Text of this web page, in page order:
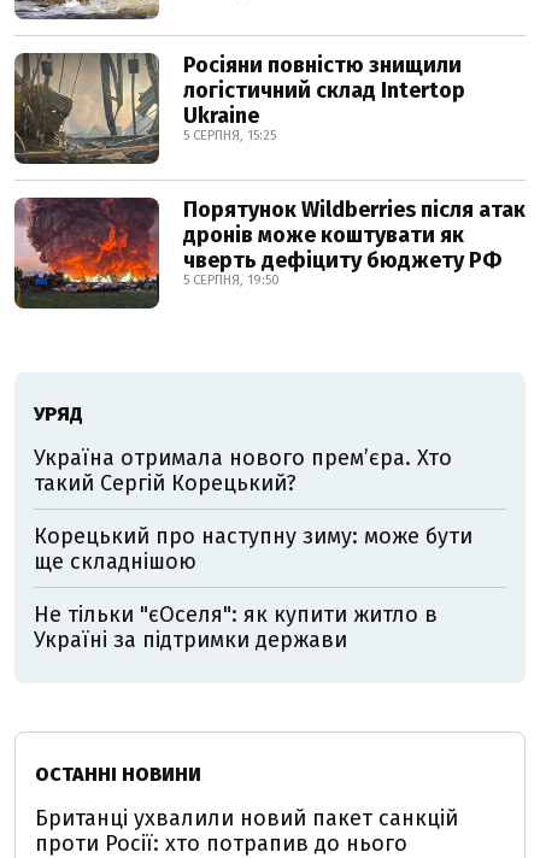
Росіяни повністю знищили
логістичний склад Intertop
Ukraine
5 СЕРПНЯ, 15:25
Порятунок Wildberries після атак
дронів може коштувати як
чверть дефіциту бюджету РФ
5 СЕРПНЯ, 19:50
УРЯД
Україна отримала нового прем’єра. Хто
такий Сергій Корецький?
Корецький про наступну зиму: може бути
ще складнішою
Не тільки "єОселя": як купити житло в
Україні за підтримки держави
ОСТАННІ НОВИНИ
Британці ухвалили новий пакет санкцій
проти Росії: хто потрапив до нього